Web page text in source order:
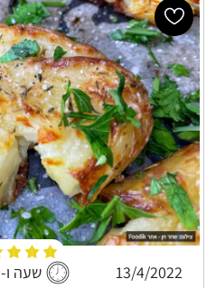
13/4/2022 שעה ו-15 דקות